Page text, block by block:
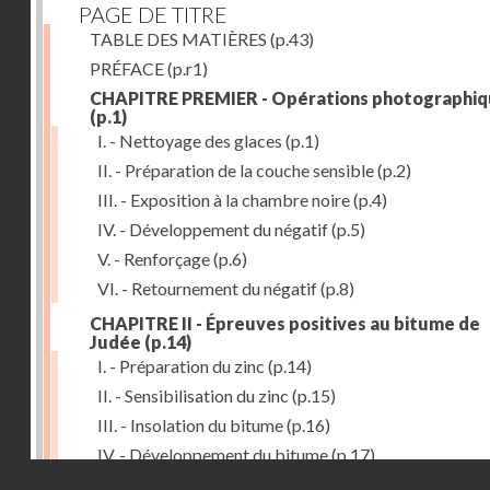
PAGE DE TITRE
TABLE DES MATIÈRES (p.43)
PRÉFACE(p.r1)
CHAPITRE PREMIER - Opérations
(p.1)
I. - Nettoyage des glaces (p.1)
II. - Préparation de la couche sensible(p.2)
III. - Exposition à la chambre noire(p.4)
IV. - Développement du négatif(p.5)
V. - Renforçage(p.6)
VI. - Retournement du négatif(p.8)
CHAPITRE II - Épreuves positives au bitume de
Judée (p.14)
I. - Préparation du zinc (p.14)
II. - Sensibilisation du zinc (p.15)
III. - Insolation du bitume(p.16)
IV. - Développement du bitume(p.17)